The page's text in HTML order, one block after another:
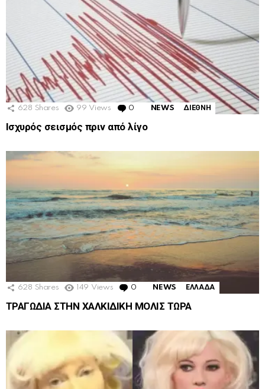
628 Shares 99 Views 0 Comments
NEWS ΔΙΕΘΝΗ
Ισχυρός σεισμός πριν από λίγο
628 Shares 149 Views 0 Comments
NEWS ΕΛΛΑΔΑ
ΤΡΑΓΩΔΙΑ ΣΤΗΝ ΧΑΛΚΙΔΙΚΗ ΜΟΛΙΣ ΤΩΡΑ